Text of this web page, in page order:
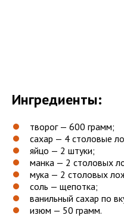
Ингредиенты:
творог — 600 грамм;
сахар — 4 столовые
яйцо — 2 штуки;
манка — 2 столовых
мука — 2 столовых
соль — щепотка;
ванильный сахар по
изюм — 50 грамм.